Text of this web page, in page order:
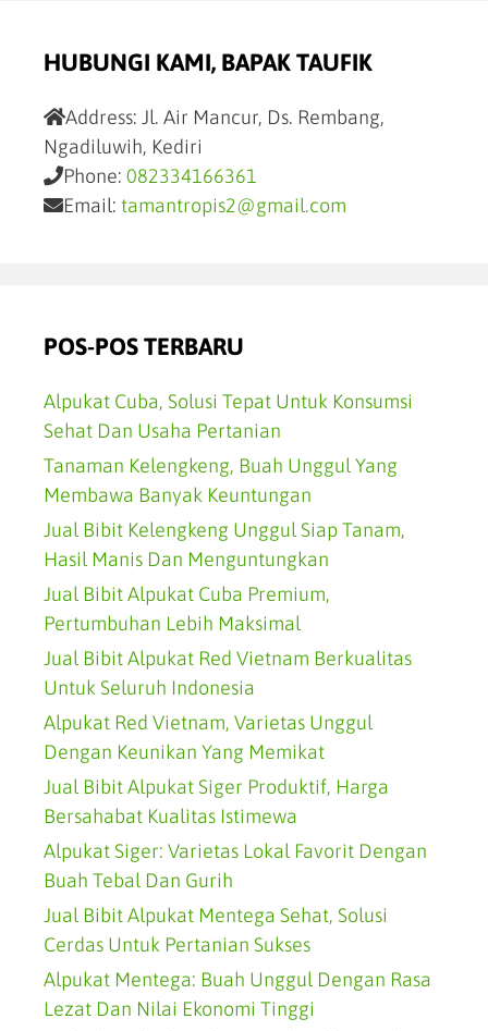
HUBUNGI KAMI, BAPAK TAUFIK
Address: Jl. Air Mancur, Ds. Rembang,
Ngadiluwih, Kediri
Phone: 082334166361
Email: tamantropis2@gmail.com
POS-POS TERBARU
Alpukat Cuba, Solusi Tepat Untuk Konsumsi
Sehat Dan Usaha Pertanian
Tanaman Kelengkeng, Buah Unggul Yang
Membawa Banyak Keuntungan
Jual Bibit Kelengkeng Unggul Siap Tanam,
Hasil Manis Dan Menguntungkan
Jual Bibit Alpukat Cuba Premium,
Pertumbuhan Lebih Maksimal
Jual Bibit Alpukat Red Vietnam Berkualitas
Untuk Seluruh Indonesia
Alpukat Red Vietnam, Varietas Unggul
Dengan Keunikan Yang Memikat
Jual Bibit Alpukat Siger Produktif, Harga
Bersahabat Kualitas Istimewa
Alpukat Siger: Varietas Lokal Favorit Dengan
Buah Tebal Dan Gurih
Jual Bibit Alpukat Mentega Sehat, Solusi
Cerdas Untuk Pertanian Sukses
Alpukat Mentega: Buah Unggul Dengan Rasa
Lezat Dan Nilai Ekonomi Tinggi